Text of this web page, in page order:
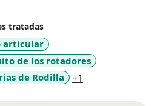
tratadas
articular
de los rotadores
de Rodilla
+1